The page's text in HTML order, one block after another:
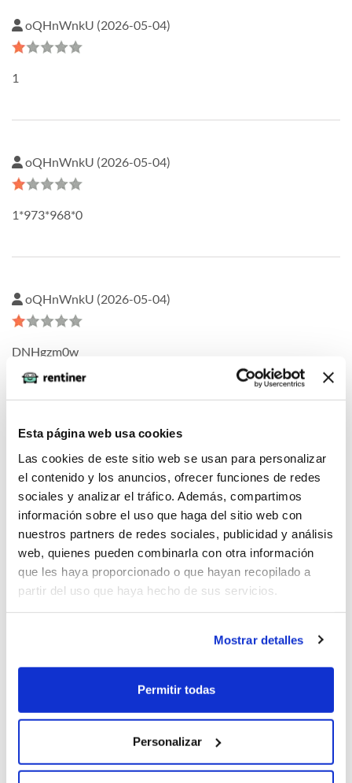
Esta página web usa cookies
Las cookies de este sitio web se usan para personalizar
el contenido y los anuncios, ofrecer funciones de redes
sociales y analizar el tráfico. Además, compartimos
información sobre el uso que haga del sitio web con
nuestros partners de redes sociales, publicidad y análisis
web, quienes pueden combinarla con otra información
que les haya proporcionado o que hayan recopilado a
partir del uso que haya hecho de sus servicios.
Mostrar detalles
Permitir todas
Personalizar
oQHnWnkU (2026-05-04)
1
oQHnWnkU (2026-05-04)
1*973*968*0
oQHnWnkU (2026-05-04)
DNHgzm0w
oQHnWnkU (2026-05-04)
oQHnWnkU (2026-05-04)
PPsQukTM (2026-05-04)
1